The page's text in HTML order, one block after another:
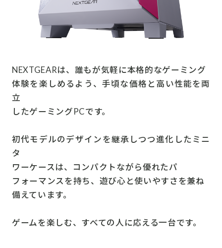
NEXTGEARは、誰もが気軽に本格的なゲーミング
体験を楽しめるよう、手頃な価格と高い性能を両
立
したゲーミングPCです。
初代モデルのデザインを継承しつつ進化したミニ
タ
ワーケースは、コンパクトながら優れたパ
フォーマンスを持ち、遊び心と使いやすさを兼ね
備えています。
ゲームを楽しむ、すべての人に応える一台です。